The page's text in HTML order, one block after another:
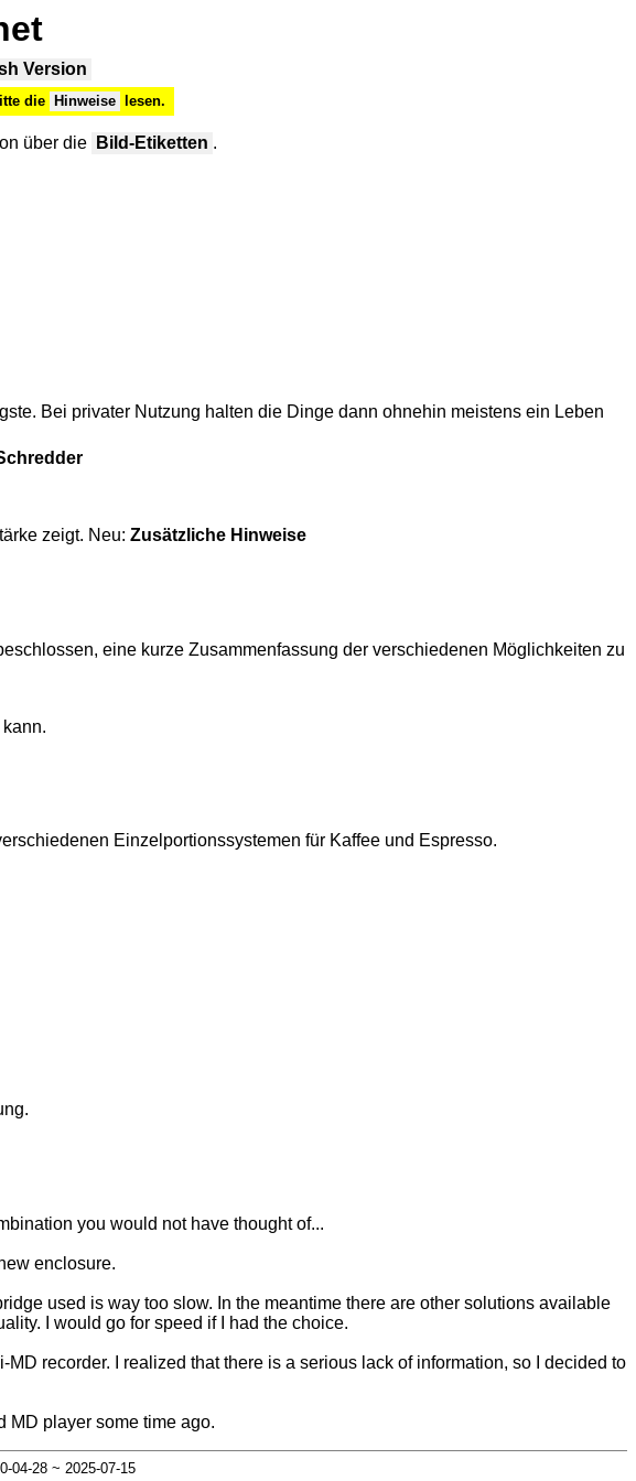
Version
die Hinweise lesen.
über die Bild-Etiketten .
Bei privater Nutzung halten die Dinge dann ohnehin meistens ein Leben
zeigt. Neu: Zusätzliche Hinweise
eine kurze Zusammenfassung der verschiedenen Möglichkeiten zu
Einzelportionssystemen für Kaffee und Espresso.
you would not have thought of...
enclosure.
used is way too slow. In the meantime there are other solutions available
I would go for speed if I had the choice.
recorder. I realized that there is a serious lack of information, so I decided to
MD player some time ago.
04-28 ~ 2025-07-15